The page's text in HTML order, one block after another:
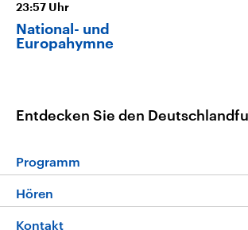
23:57 Uhr
National- und
Europahymne
Entdecken Sie den
Programm
Hören
Livestream
Kontakt